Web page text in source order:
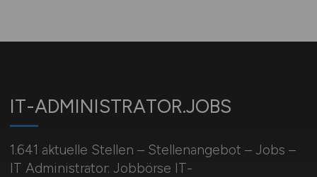
IT-ADMINISTRATOR.JOBS
1.641 aktuelle Stellen – Stellenangebot – Jobs –
IT Administrator: Jobbörse IT-